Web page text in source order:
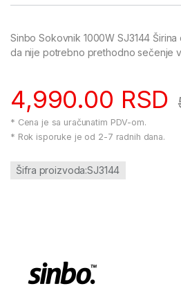
Sinbo Sokovnik 1000W SJ3144
da nije potrebno prethodno sečenje
4,990.00 RSD
* Cena je sa uračunatim PDV-om.
* Rok isporuke je od 2-7 radnih dana.
Šifra proizvoda:SJ3144